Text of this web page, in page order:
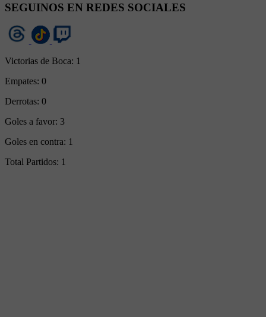
SEGUINOS EN REDES SOCIALES
Victorias de Boca: 1
Empates: 0
Derrotas: 0
Goles a favor: 3
Goles en contra: 1
Total Partidos: 1